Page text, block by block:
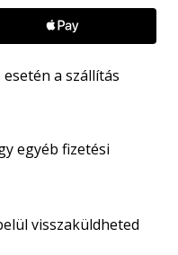
a szállítás
egyéb fizetési
visszaküldheted